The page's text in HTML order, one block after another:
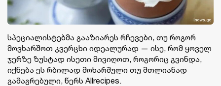
სპეციალისტებმა გააზიარეს რჩევები, თუ როგორ
მოვხარშოთ კვერცხი იდეალურად — ისე, რომ ყოველ
ჯერზე ზუსტად ისეთი მივიღოთ, როგორიც გვინდა,
იქნება ეს რბილად მოხარშული თუ მთლიანად
გამაგრებული, წერს Allrecipes.